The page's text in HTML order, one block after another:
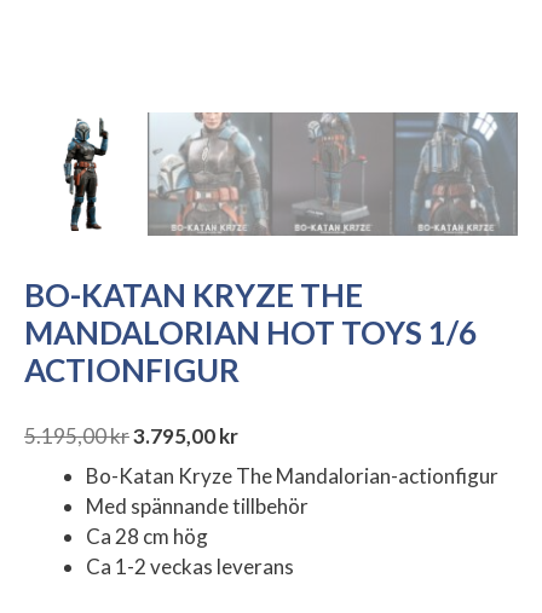
BO-KATAN KRYZE THE
MANDALORIAN HOT TOYS 1/6
ACTIONFIGUR
5.195,00kr
ursprungliga
3.795,00kr
nuvarande
Bo-Katan Kryze The Mandalorian-actionfigur
Med spännande tillbehör
Ca 28 cm hög
Ca 1-2 veckas leverans